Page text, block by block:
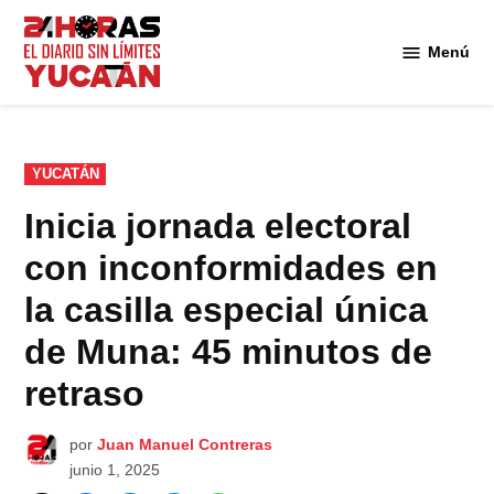
Saltar
contenido
Menú
PUBLICADO
EN
YUCATÁN
Inicia jornada electoral
con inconformidades en
la casilla especial única
de Muna: 45 minutos de
retraso
por Juan Manuel Contreras
junio 1, 2025